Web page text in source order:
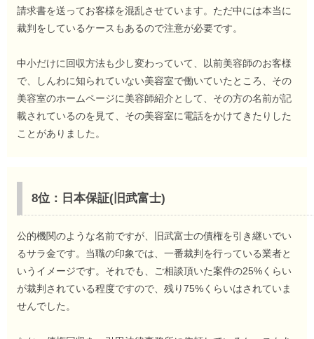
請求書を送ってお客様を混乱させています。ただ中には本当に
裁判をしているケースもあるので注意が必要です。
中小だけに回収方法も少し変わっていて、以前美容師のお客様
で、しんわに知られていない美容室で働いていたところ、その
美容室のホームページに美容師紹介として、その方の名前が記
載されているのを見て、その美容室に電話をかけてきたりした
ことがありました。
8位：日本保証(旧武富士)
公的機関のような名前ですが、旧武富士の債権を引き継いでい
るサラ金です。当職の印象では、一番裁判を行っている業者と
いうイメージです。それでも、ご相談頂いた案件の25%くらい
が裁判されている程度ですので、残り75%くらいはされていま
せんでした。